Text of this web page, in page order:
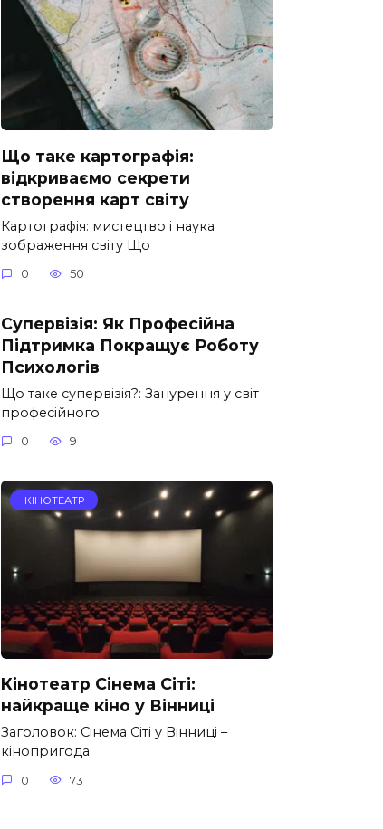
Що таке картографія:
відкриваємо секрети
створення карт світу
Картографія: мистецтво і наука
зображення світу Що
0 50
Супервізія: Як Професійна
Підтримка Покращує Роботу
Психологів
Що таке супервізія?: Занурення у світ
професійного
0 9
КІНОТЕАТР
Кінотеатр Сінема Сіті:
найкраще кіно у Вінниці
Заголовок: Сінема Сіті у Вінниці –
кінопригода
0 73